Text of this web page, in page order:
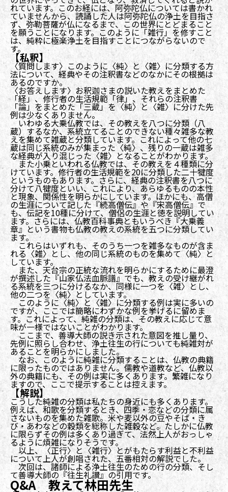
れています。このお経には、阿弥陀仏については書かれ
ていませんから、読誦した人は阿弥陀仏の浄土を目指さ
ず、弥勒菩薩が仏になるまで、この世界にとどまること
を願うことになります。このように「雑行」を修すこと
は、純粋に極楽浄土を目指すことにつながらないので
す。
【私釈】
〈質問します〉このように〈純〉と〈雑〉に分類する方
法について、経典やその注釈書などのなかにその根拠は
あるのですか。
〈お答えします〉お釈迦さまの説いた教えをまとめた
「経」、修行者の生活規範「律」、それらの注釈書
「論」をまとめた「三蔵」を〈純〉と〈雑〉に分けた先
例は少なくありません。
いわゆる大乗仏教では、その教えを八つに分類（八
蔵）するなか、系統立てることのできない種々雑多な教
えを集めて雑蔵と分類しています。これによって他の七
蔵は同じ系統のみが集まった〈純〉、残りの一蔵は雑多
な経典が入り混じった〈雑〉となることがわかります。
また小乗といわれる仏教では、その教えを４種類に分
けています。修行者の生活規範を20に分類した二十犍度
というものもあります。さらに、経典の注釈書を八つに
分けて八犍度といい、これにより、あらゆるものの本性
と現象、関係性を明らかにしています。ほかにも、高僧
の生涯について記した『続高僧伝』や『宋高僧伝』で
も、伝記を10種に分けて、僧侶の生涯と徳を説明してい
ます。さらには、仏教百科事典ともいうべき『大乗義
章』という書物も仏教の教えの系統を五つに分類してい
ます。
これらはいずれも、そのうち一つを雑多なものが含ま
れる〈雑〉とし、他の同じ系統のものを集めて〈純〉と
しています。
また、天台宗の正統な流れを明らかにするために最澄
が撰述した『山家仏法血脈譜』でも、教えの受け継がれ
る系統を三つに分けるなか、同様に一つを〈雑〉とし、
他の二つを〈純〉としています。
このように〈純〉と〈雑〉に分類する例は実に多いの
ですが、ここでは簡略にわずかな例を挙げるに留めま
す。これによって、純雑の分類は、その教えに応じて意
味が一様ではないことがわかります。
ここまで、善導大師の説き示された意図を推し量り、
先例に照らし合わせ、浄土往生の行についても純雑対が
あることを明らかにしました。
なお、このように純雑に分類することは、仏教の典籍
に限ったものではありません。儒教や道教など、仏教以
外の典籍にも、その例は実に多くあります。繁雑になり
ますので、ここで提示することは控えます。
【解説】
こうした純雑の分類は私たちの身近にも多くあります。
例えば、和歌を分類するとき、四季・恋などの分類に属
さないものを集めた雑歌。米や麦以外の豆やそば・き
び・あわなどの穀類を総称した雑穀など。たしかに仏教
に限らずその例は多くあり過ぎて、法然上人がおっしゃ
るように煩雑になりそうです。
以上、〈正行〉と〈雑行〉とがもたらす利益と不利益
について上人が創唱された、五番相対の解説でした。
次回は、諸師による浄土往生のための行の分類、そし
て善導大師の『往生礼讃』の引用です。
Q&A 教えて林田先生